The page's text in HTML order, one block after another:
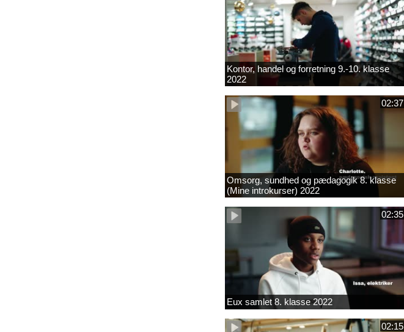
Kontor, handel og forretning 9.-10. klasse
2022
02:37
Omsorg, sundhed og pædagogik 8. klasse
(Mine introkurser) 2022
02:35
Eux samlet 8. klasse 2022
02:15